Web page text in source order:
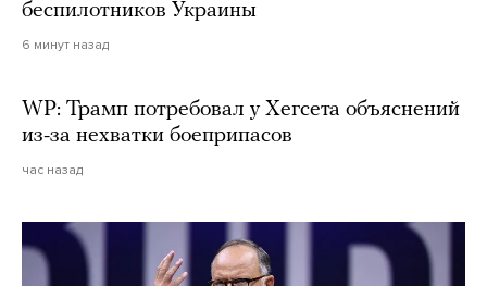
беспилотников Украины
6 минут назад
WP: Трамп потребовал у Хегсета объяснений
из-за нехватки боеприпасов
час назад